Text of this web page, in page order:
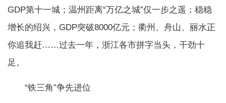
GDP第十一城；温州距离“万亿之城”仅一步之遥；稳稳
增长的绍兴，GDP突破8000亿元；衢州、舟山、丽水正
你追我赶……过去一年，浙江各市拼字当头，干劲十
足。
“铁三角”争先进位